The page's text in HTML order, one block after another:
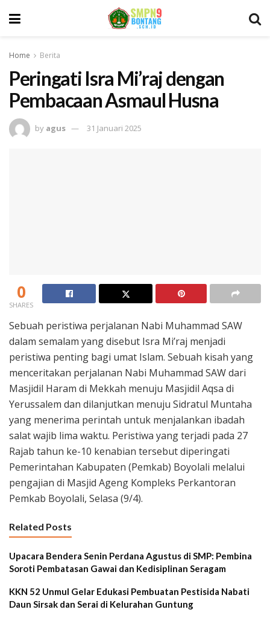
Home Berita
Peringati Isra Mi’raj dengan
Pembacaan Asmaul Husna
by agus 31 Januari 2025
0
SHARES
Sebuah peristiwa perjalanan Nabi Muhammad SAW
dalam semalam yang disebut Isra Mi’raj menjadi
peristiwa penting bagi umat Islam. Sebuah kisah yang
menceritakan perjalanan Nabi Muhammad SAW dari
Masjidil Haram di Mekkah menuju Masjidil Aqsa di
Yerussalem dan dilanjutkan menuju Sidratul Muntaha
yang menerima perintah untuk menjalankan ibadah
salat wajib lima waktu. Peristiwa yang terjadi pada 27
Rajab tahun ke-10 kenabian tersebut diperingati
Pemerintahan Kabupaten (Pemkab) Boyolali melalui
pengajian di Masjid Ageng Kompleks Perkantoran
Pemkab Boyolali, Selasa (9/4).
Related Posts
Upacara Bendera Senin Perdana Agustus di SMP: Pembina
Soroti Pembatasan Gawai dan Kedisiplinan Seragam
KKN 52 Unmul Gelar Edukasi Pembuatan Pestisida Nabati
Daun Sirsak dan Serai di Kelurahan Guntung